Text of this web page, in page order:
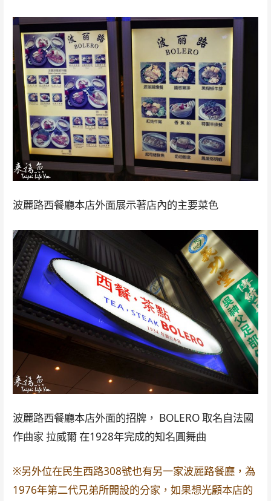
波麗路西餐廳本店外面展示著店內的主要菜色
波麗路西餐廳本店外面的招牌， BOLERO 取名自法國
作曲家 拉威爾 在1928年完成的知名圓舞曲
※另外位在民生西路308號也有另一家波麗路餐廳，為
1976年第二代兄弟所開設的分家，如果想光顧本店的